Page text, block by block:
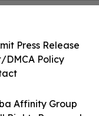
Affinity Group
Press Release
DMCA Policy